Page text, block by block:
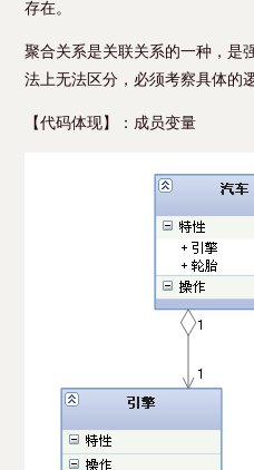
存在。
聚合关系是关联关系的一种，是
法上无法区分，必须考察具体的
【代码体现】：成员变量